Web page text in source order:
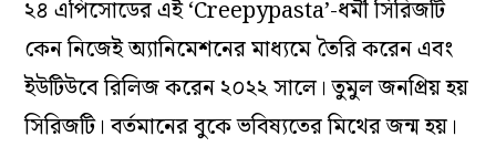
২৪ এপিসোডের এই ‘Creepypasta’-ধর্মী সিরিজটি
কেন নিজেই অ্যানিমেশনের মাধ্যমে তৈরি করেন এবং
ইউটিউবে রিলিজ করেন ২০২২ সালে। তুমুল জনপ্রিয় হয়
সিরিজটি। বর্তমানের বুকে ভবিষ্যতের মিথের জন্ম হয়।